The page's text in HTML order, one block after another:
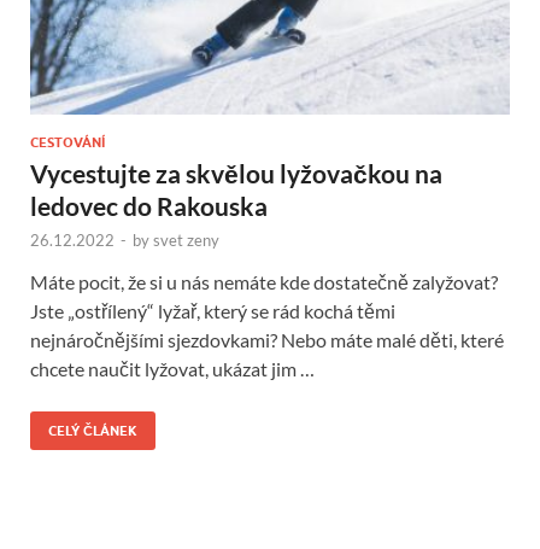
CESTOVÁNÍ
Vycestujte za skvělou lyžovačkou na
ledovec do Rakouska
26.12.2022 - bysvet zeny
Máte pocit, že si u nás nemáte kde dostatečně zalyžovat?
Jste „ostřílený“ lyžař, který se rád kochá těmi
nejnáročnějšími sjezdovkami? Nebo máte malé děti, které
chcete naučit lyžovat, ukázat jim …
CELÝ ČLÁNEK